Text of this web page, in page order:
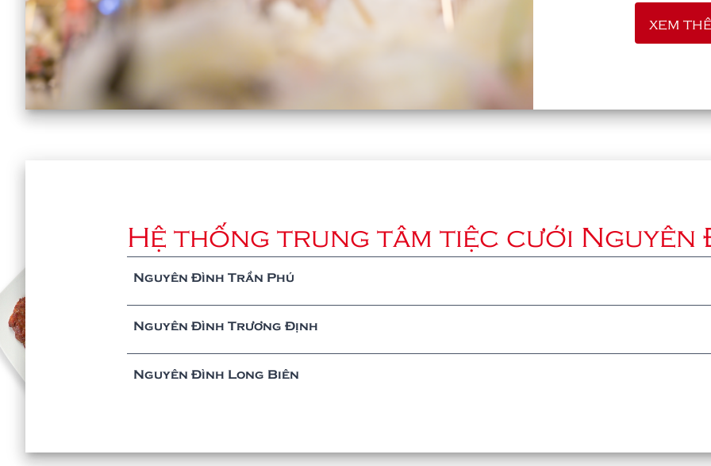
xem
Hệ thống trung tâm tiệc cưới Nguyên
Nguyên Đình Trần Phú
Nguyên Đình Trương Định
Nguyên Đình Long Biên